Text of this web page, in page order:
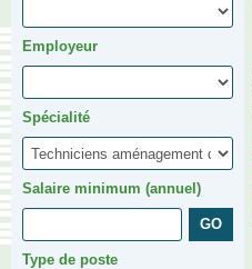
Employeur
Spécialité
Salaire minimum (annuel)
Type de poste